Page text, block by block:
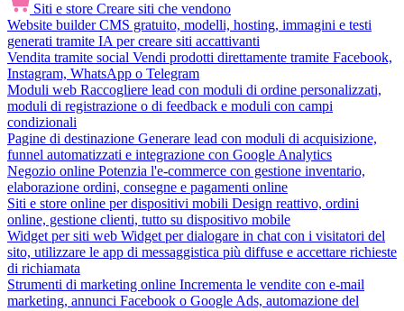
Siti e store Creare siti che vendono
Website builder CMS gratuito, modelli, hosting, immagini e testi
generati tramite IA per creare siti accattivanti
Vendita tramite social Vendi prodotti direttamente tramite Facebook,
Instagram, WhatsApp o Telegram
Moduli web Raccogliere lead con moduli di ordine personalizzati,
moduli di registrazione o di feedback e moduli con campi
condizionali
Pagine di destinazione Generare lead con moduli di acquisizione,
funnel automatizzati e integrazione con Google Analytics
Negozio online Potenzia l'e-commerce con gestione inventario,
elaborazione ordini, consegne e pagamenti online
Siti e store online per dispositivi mobili Design reattivo, ordini
online, gestione clienti, tutto su dispositivo mobile
Widget per siti web Widget per dialogare in chat con i visitatori del
sito, utilizzare le app di messaggistica più diffuse e accettare richieste
di richiamata
Strumenti di marketing online Incrementa le vendite con e-mail
marketing, annunci Facebook o Google Ads, automazione del